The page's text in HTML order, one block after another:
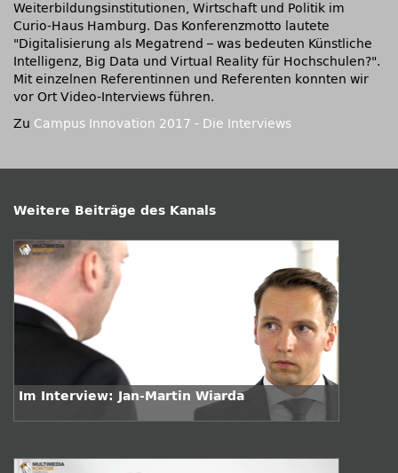
Weiterbildungsinstitutionen, Wirtschaft und Politik im
Curio-Haus Hamburg. Das Konferenzmotto lautete
Digitalisierung als Megatrend – was bedeuten Künstliche
Intelligenz, Big Data und Virtual Reality für Hochschulen? .
Mit einzelnen Referentinnen und Referenten konnten wir
vor Ort Video-Interviews führen.
Zu Campus Innovation 2017 - Die Interviews
Weitere Beiträge des Kanals
Im Interview: Jan-Martin Wiarda